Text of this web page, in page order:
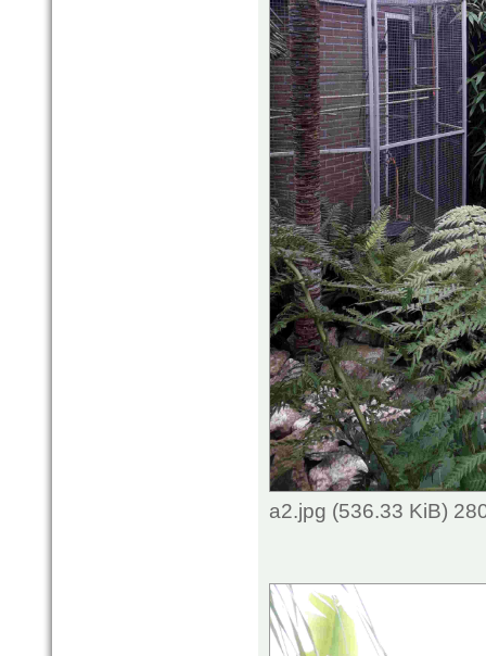
a2.jpg (536.33 KiB)